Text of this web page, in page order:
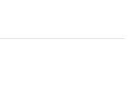
für Fahrräder
zudem noch
gerne wieder.